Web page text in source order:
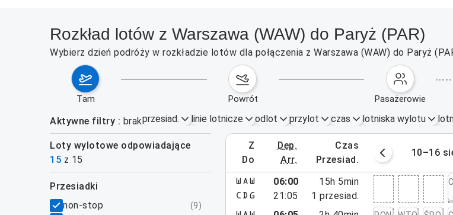
Rozkład lotów z Warszawa (WAW) do Paryż (PAR)
Wybierz dzień podróży w rozkładzie lotów dla połączenia z Warszawa (WAW) do Paryż
tam powrót pasażerowie
Aktywne filtry brakprzesiad. linie lotnicze odlot przylot czas lotniska wylotu
Loty wylotowe odpowiadające
15 z 15
z
do
dep.
arr.
czas
przesiad.
3–9 sierpnia 2026 10–16
filtry
przesiadki
non-stop
(9)
WAW
CDG
06:00
21:05
15h 5min
1 przesiad.